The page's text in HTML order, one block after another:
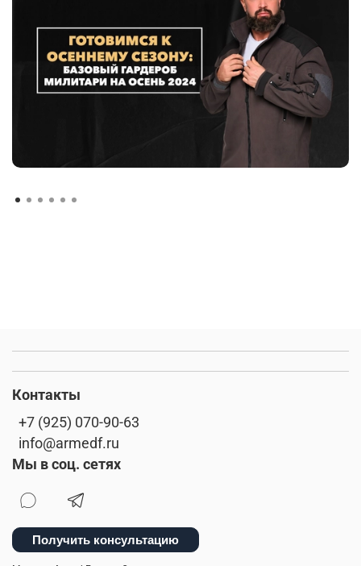
Контакты
+7 (925) 070-90-63
info@armedf.ru
Мы в соц. сетях
Получить консультацию